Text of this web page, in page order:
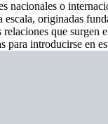
nacionales o
escala, originadas
que surgen
para introducirse en